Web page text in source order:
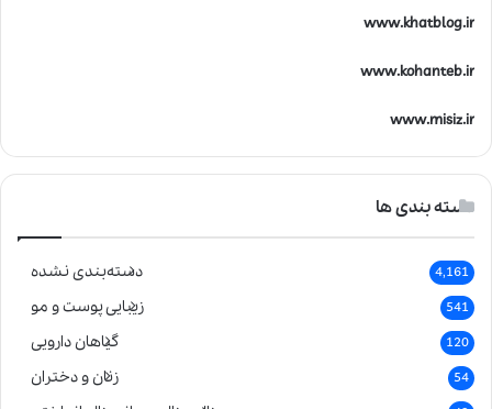
www.khatblog.ir
www.kohanteb.ir
www.misiz.ir
دسته بندی ها
دسته‌بندی نشده 4,161
زیبایی پوست و مو 541
گیاهان دارویی 120
زنان و دختران 54